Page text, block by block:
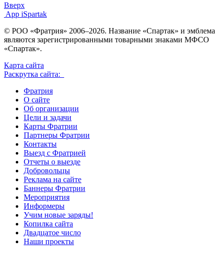
Вверх
App iSpartak
© РОО «Фратрия» 2006–2026. Название «Спартак» и эмблема
являются зарегистрированными товарными знаками МФСО
«Спартак».
Карта сайта
Раскрутка сайта:
Фратрия
О сайте
Об организации
Цели и задачи
Карты Фратрии
Партнеры Фратрии
Контакты
Выезд с Фратрией
Отчеты о выезде
Добровольцы
Реклама на сайте
Баннеры Фратрии
Мероприятия
Информеры
Учим новые заряды!
Копилка сайта
Двадцатое число
Наши проекты